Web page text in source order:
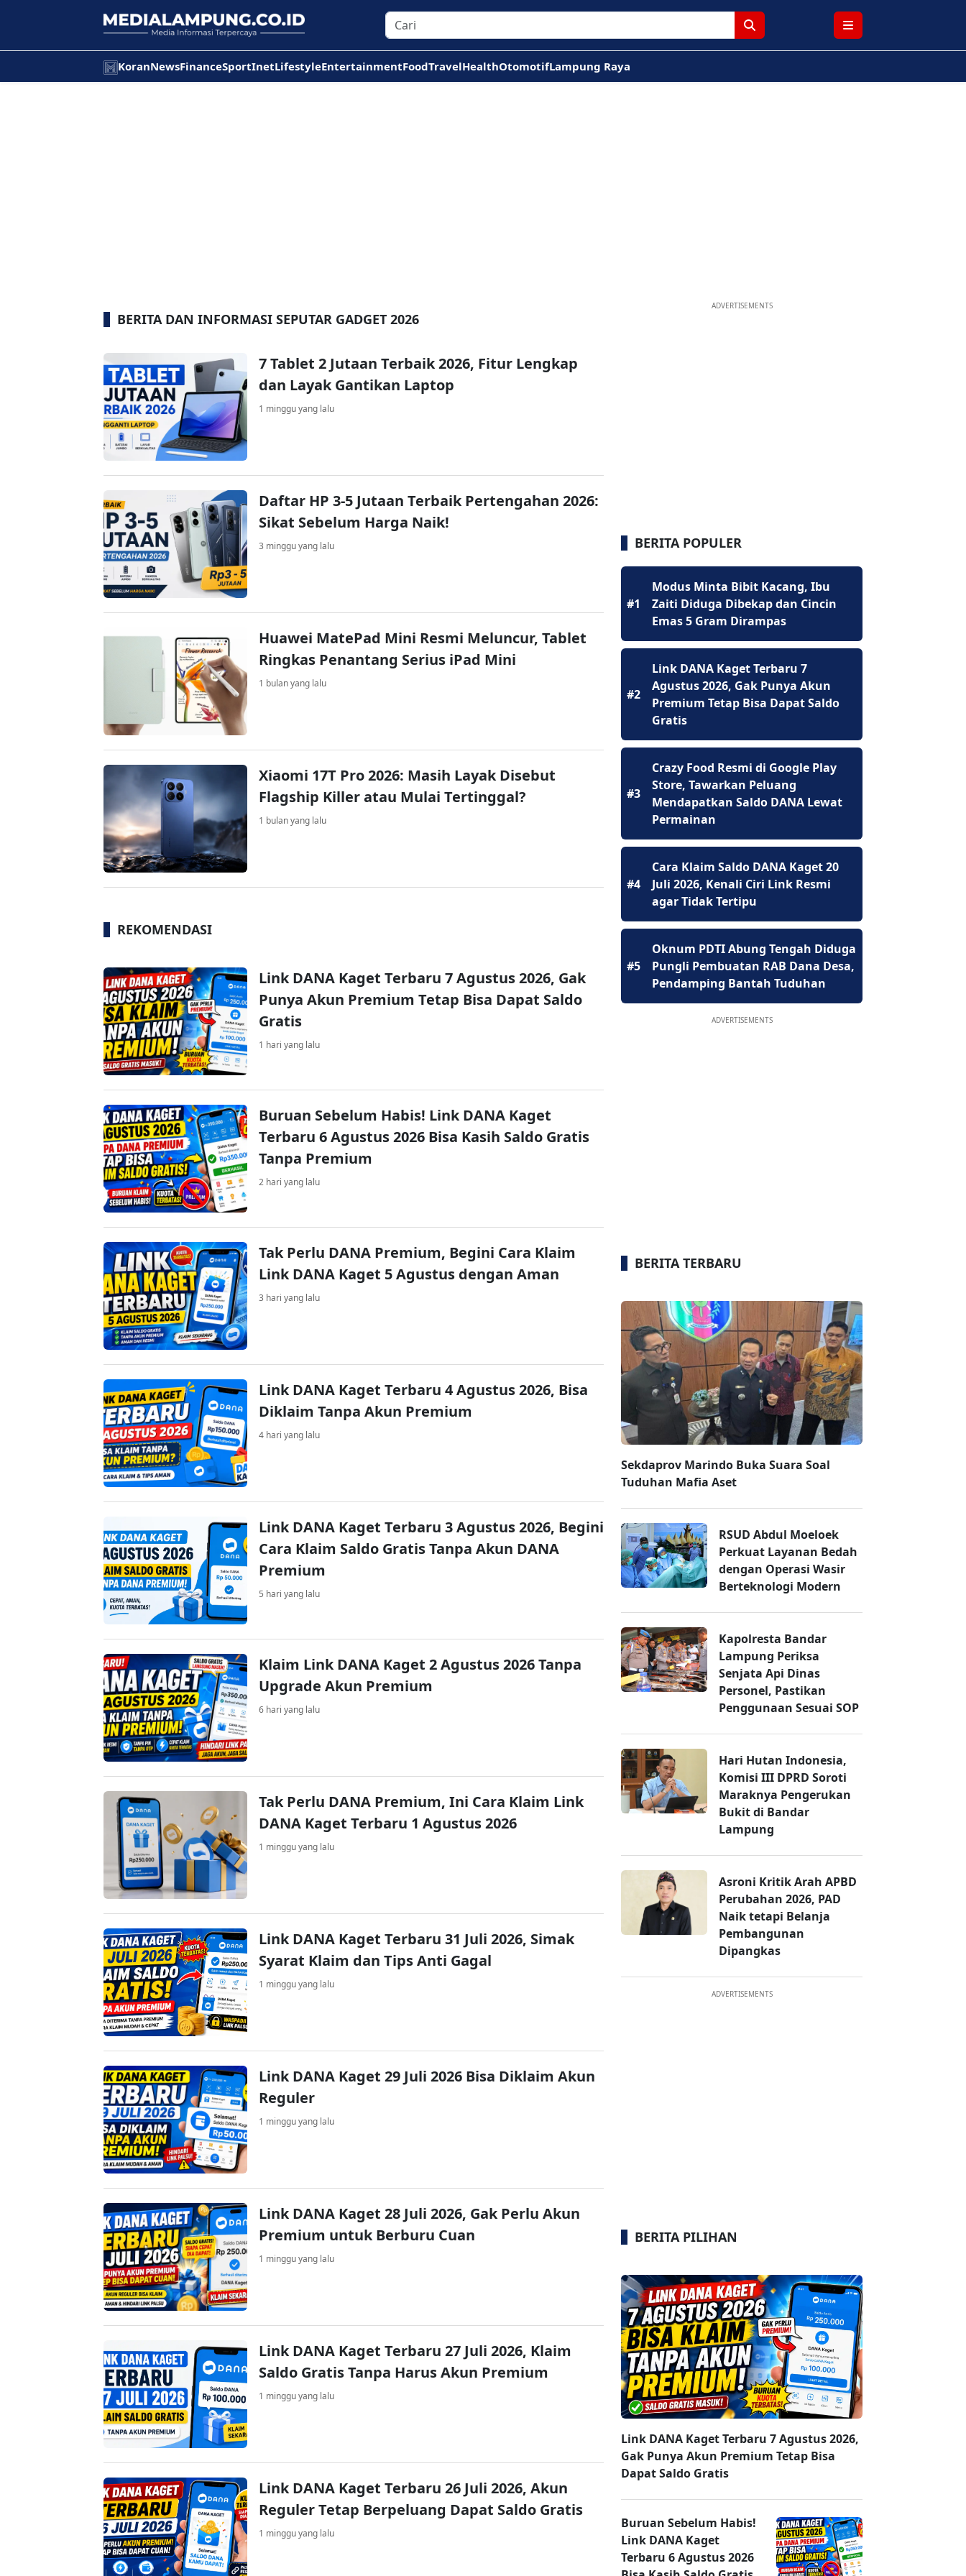
KoranNewsFinanceSportInetLifestyleEntertainmentFoodTravelHealthOtomotifLampung Raya
BERITA DAN INFORMASI SEPUTAR GADGET 2026
7 Tablet 2 Jutaan Terbaik 2026, Fitur Lengkap
dan Layak Gantikan Laptop
1 minggu yang lalu
Daftar HP 3-5 Jutaan Terbaik Pertengahan 2026:
Sikat Sebelum Harga Naik!
3 minggu yang lalu
Huawei MatePad Mini Resmi Meluncur, Tablet
Ringkas Penantang Serius iPad Mini
1 bulan yang lalu
Xiaomi 17T Pro 2026: Masih Layak Disebut
Flagship Killer atau Mulai Tertinggal?
1 bulan yang lalu
REKOMENDASI
Link DANA Kaget Terbaru 7 Agustus 2026, Gak
Punya Akun Premium Tetap Bisa Dapat Saldo
Gratis
1 hari yang lalu
Buruan Sebelum Habis! Link DANA Kaget
Terbaru 6 Agustus 2026 Bisa Kasih Saldo Gratis
Tanpa Premium
2 hari yang lalu
Tak Perlu DANA Premium, Begini Cara Klaim
Link DANA Kaget 5 Agustus dengan Aman
3 hari yang lalu
Link DANA Kaget Terbaru 4 Agustus 2026, Bisa
Diklaim Tanpa Akun Premium
4 hari yang lalu
Link DANA Kaget Terbaru 3 Agustus 2026, Begini
Cara Klaim Saldo Gratis Tanpa Akun DANA
Premium
5 hari yang lalu
Klaim Link DANA Kaget 2 Agustus 2026 Tanpa
Upgrade Akun Premium
6 hari yang lalu
Tak Perlu DANA Premium, Ini Cara Klaim Link
DANA Kaget Terbaru 1 Agustus 2026
1 minggu yang lalu
Link DANA Kaget Terbaru 31 Juli 2026, Simak
Syarat Klaim dan Tips Anti Gagal
1 minggu yang lalu
Link DANA Kaget 29 Juli 2026 Bisa Diklaim Akun
Reguler
1 minggu yang lalu
Link DANA Kaget 28 Juli 2026, Gak Perlu Akun
Premium untuk Berburu Cuan
1 minggu yang lalu
Link DANA Kaget Terbaru 27 Juli 2026, Klaim
Saldo Gratis Tanpa Harus Akun Premium
1 minggu yang lalu
Link DANA Kaget Terbaru 26 Juli 2026, Akun
Reguler Tetap Berpeluang Dapat Saldo Gratis
1 minggu yang lalu
ADVERTISEMENTS
BERITA POPULER
#1
Modus Minta Bibit Kacang, Ibu
Zaiti Diduga Dibekap dan Cincin
Emas 5 Gram Dirampas
#2
Link DANA Kaget Terbaru 7
Agustus 2026, Gak Punya Akun
Premium Tetap Bisa Dapat Saldo
Gratis
#3
Crazy Food Resmi di Google Play
Store, Tawarkan Peluang
Mendapatkan Saldo DANA Lewat
Permainan
#4
Cara Klaim Saldo DANA Kaget 20
Juli 2026, Kenali Ciri Link Resmi
agar Tidak Tertipu
#5
Oknum PDTI Abung Tengah Diduga
Pungli Pembuatan RAB Dana Desa,
Pendamping Bantah Tuduhan
ADVERTISEMENTS
BERITA TERBARU
Sekdaprov Marindo Buka Suara Soal
Tuduhan Mafia Aset
RSUD Abdul Moeloek
Perkuat Layanan Bedah
dengan Operasi Wasir
Berteknologi Modern
Kapolresta Bandar
Lampung Periksa
Senjata Api Dinas
Personel, Pastikan
Penggunaan Sesuai SOP
Hari Hutan Indonesia,
Komisi III DPRD Soroti
Maraknya Pengerukan
Bukit di Bandar
Lampung
Asroni Kritik Arah APBD
Perubahan 2026, PAD
Naik tetapi Belanja
Pembangunan
Dipangkas
ADVERTISEMENTS
BERITA PILIHAN
Link DANA Kaget Terbaru 7 Agustus 2026,
Gak Punya Akun Premium Tetap Bisa
Dapat Saldo Gratis
Buruan Sebelum Habis!
Link DANA Kaget
Terbaru 6 Agustus 2026